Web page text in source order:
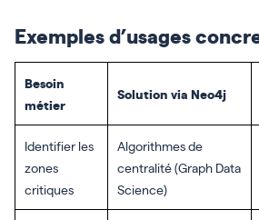
Exemples d’usages
Besoin
métier
Solution via Neo4j
Identifier les
zones
critiques
Algorithmes de
centralité (Graph Data
Science)